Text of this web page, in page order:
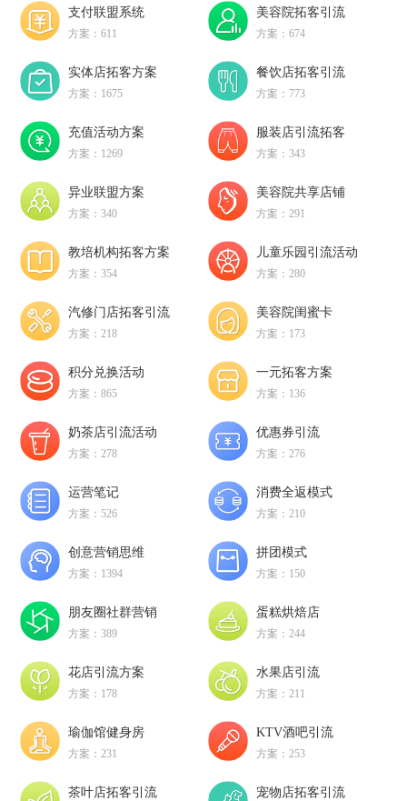
支付联盟系统
方案：611
美容院拓客引流
方案：674
实体店拓客方案
方案：1675
餐饮店拓客引流
方案：773
充值活动方案
方案：1269
服装店引流拓客
方案：343
异业联盟方案
方案：340
美容院共享店铺
方案：291
教培机构拓客方案
方案：354
儿童乐园引流活动
方案：280
汽修门店拓客引流
方案：218
美容院闺蜜卡
方案：173
积分兑换活动
方案：865
一元拓客方案
方案：136
奶茶店引流活动
方案：278
优惠券引流
方案：276
运营笔记
方案：526
消费全返模式
方案：210
创意营销思维
方案：1394
拼团模式
方案：150
朋友圈社群营销
方案：389
蛋糕烘焙店
方案：244
花店引流方案
方案：178
水果店引流
方案：211
瑜伽馆健身房
方案：231
KTV酒吧引流
方案：253
茶叶店拓客引流 宠物店拓客引流